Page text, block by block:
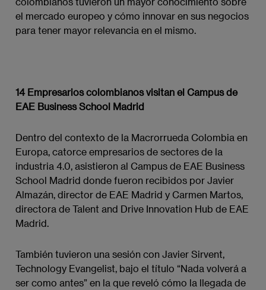
el mercado europeo y cómo innovar en sus negocios
para tener mayor relevancia en el mismo.
14 Empresarios colombianos visitan el Campus de
EAE Business School Madrid
Dentro del contexto de la Macrorrueda Colombia en
Europa, catorce empresarios de sectores de la
industria 4.0, asistieron al Campus de EAE Business
School Madrid donde fueron recibidos por Javier
Almazán, director de EAE Madrid y Carmen Martos,
directora de Talent and Drive Innovation Hub de EAE
Madrid.
También tuvieron una sesión con Javier Sirvent,
Technology Evangelist, bajo el título “Nada volverá a
ser como antes” en la que reveló cómo la llegada de